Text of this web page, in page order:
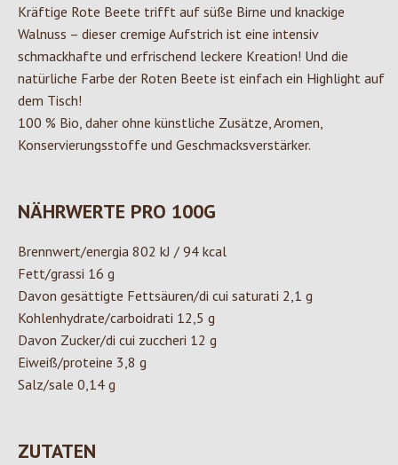
Kräftige Rote Beete trifft auf süße Birne und knackige
Walnuss – dieser cremige Aufstrich ist eine intensiv
schmackhafte und erfrischend leckere Kreation! Und die
natürliche Farbe der Roten Beete ist einfach ein Highlight auf
dem Tisch!
100 % Bio, daher ohne künstliche Zusätze, Aromen,
Konservierungsstoffe und Geschmacksverstärker.
NÄHRWERTE PRO 100G
Brennwert/energia 802 kJ / 94 kcal
Fett/grassi 16 g
Davon gesättigte Fettsäuren/di cui saturati 2,1 g
Kohlenhydrate/carboidrati 12,5 g
Davon Zucker/di cui zuccheri 12 g
Eiweiß/proteine 3,8 g
Salz/sale 0,14 g
ZUTATEN